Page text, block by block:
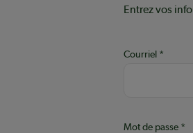
Entrez vos
Courriel
Mot de passe